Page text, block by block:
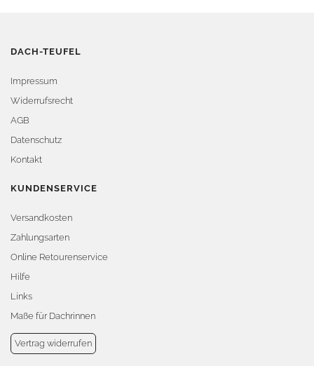
DACH-TEUFEL
Impressum
Widerrufsrecht
AGB
Datenschutz
Kontakt
KUNDENSERVICE
Versandkosten
Zahlungsarten
Online Retourenservice
Hilfe
Links
Maße für Dachrinnen
Vertrag widerrufen